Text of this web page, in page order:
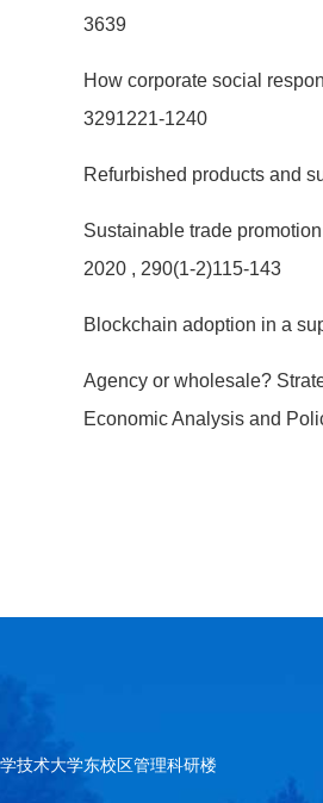
3639
How corporate social
3291221-1240
Refurbished products and
Sustainable trade
2020 , 290(1-2)115-143
Blockchain adoption in a
Agency or wholesale?
Economic Analysis and
技术大学东校区管理科研楼